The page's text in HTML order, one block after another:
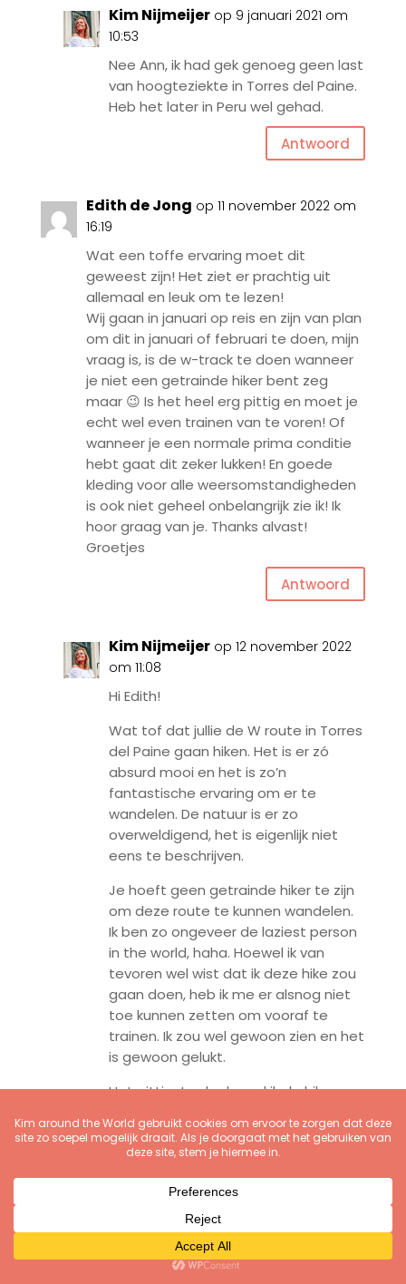
Kim Nijmeijer op 9 januari 2021 om
10:53
Nee Ann, ik had gek genoeg geen last
van hoogteziekte in Torres del Paine.
Heb het later in Peru wel gehad.
Antwoord
Edith de Jong op 11 november 2022 om
16:19
Wat een toffe ervaring moet dit
geweest zijn! Het ziet er prachtig uit
allemaal en leuk om te lezen!
Wij gaan in januari op reis en zijn van plan
om dit in januari of februari te doen, mijn
vraag is, is de w-track te doen wanneer
je niet een getrainde hiker bent zeg
maar 😉 Is het heel erg pittig en moet je
echt wel even trainen van te voren! Of
wanneer je een normale prima conditie
hebt gaat dit zeker lukken! En goede
kleding voor alle weersomstandigheden
is ook niet geheel onbelangrijk zie ik! Ik
hoor graag van je. Thanks alvast!
Groetjes
Antwoord
Kim Nijmeijer op 12 november 2022
om 11:08
Hi Edith!
Wat tof dat jullie de W route in Torres
del Paine gaan hiken. Het is er zó
absurd mooi en het is zo’n
fantastische ervaring om er te
wandelen. De natuur is er zo
overweldigend, het is eigenlijk niet
eens te beschrijven.
Je hoeft geen getrainde hiker te zijn
om deze route te kunnen wandelen.
Ik ben zo ongeveer de laziest person
in the world, haha. Hoewel ik van
tevoren wel wist dat ik deze hike zou
gaan doen, heb ik me er alsnog niet
toe kunnen zetten om vooraf te
trainen. Ik zou wel gewoon zien en het
is gewoon gelukt.
Het pittigste deel vond ik de hike naar
betekent uitzichtpunt). Je gaat
constant bergopwaarts en het
laatste deel is echt klimmen en
klauteren. Het is wel echt afzien af en
toe, dus hou daar rekening mee. Maar
je gaat het redden, óók als je het
gevoel hebt dat het nóóit meer goed